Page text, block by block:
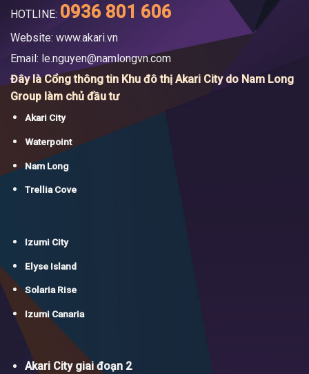
HOTLINE: 0936 801 606
Website: www.akari.vn
Email: le.nguyen@namlongvn.com
Đây là Cổng thông tin Khu đô thị Akari City do Nam Long
Group làm chủ đầu tư
Akari City
Waterpoint
Nam Long
Trellia Cove
Izumi City
Elyse Island
Solaria Rise
Izumi Canaria
Akari City giai đoạn 2